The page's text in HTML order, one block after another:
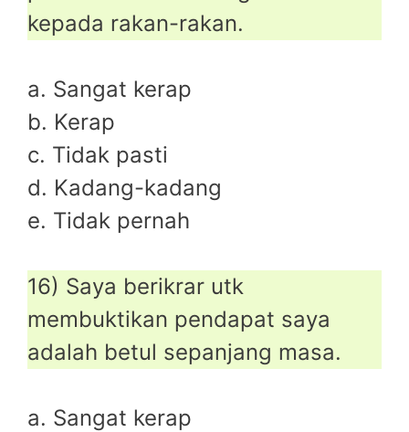
kepada rakan-rakan.
a. Sangat kerap
b. Kerap
c. Tidak pasti
d. Kadang-kadang
e. Tidak pernah
16) Saya berikrar utk
membuktikan pendapat saya
adalah betul sepanjang masa.
a. Sangat kerap